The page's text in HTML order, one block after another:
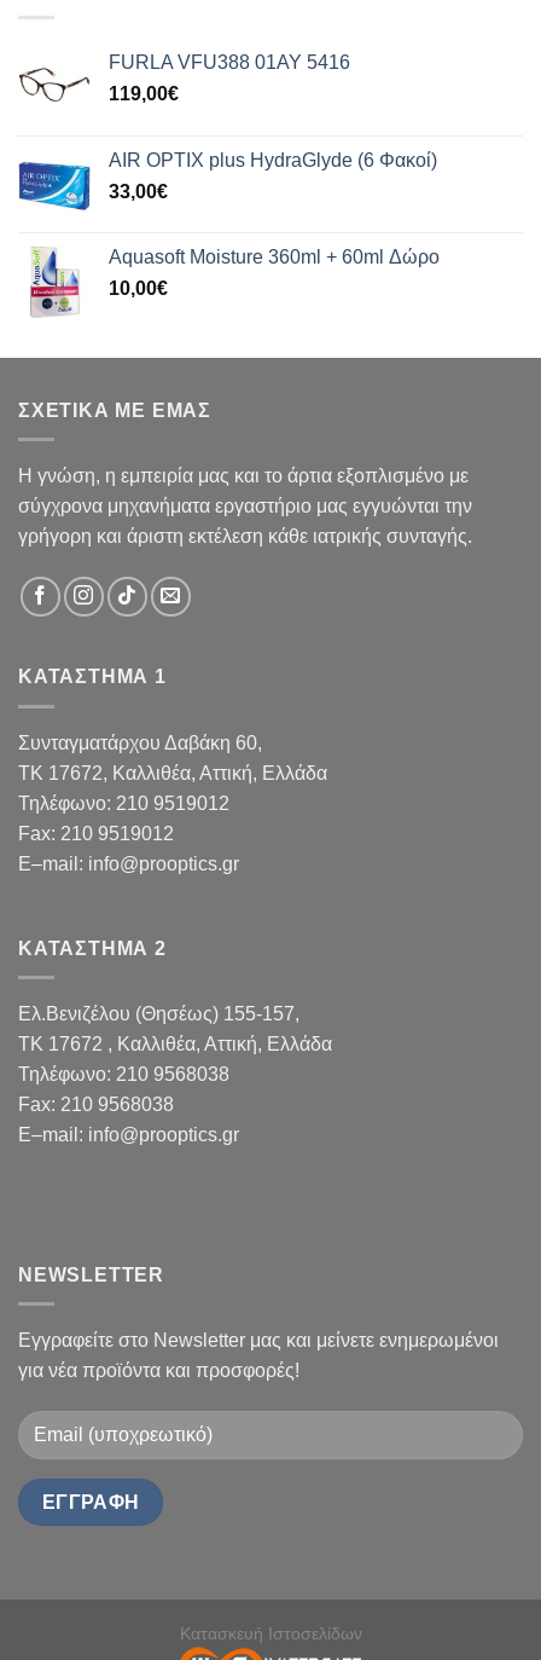
FURLA VFU388 01AY 5416
119,00€
AIR OPTIX plus HydraGlyde (6 Φακοί)
33,00€
Aquasoft Moisture 360ml + 60ml Δώρο
10,00€
ΣΧΕΤΙΚΑ ΜΕ ΕΜΑΣ
Η γνώση, η εμπειρία μας και το άρτια εξοπλισμένο με
σύγχρονα μηχανήματα εργαστήριο μας εγγυώνται την
γρήγορη και άριστη εκτέλεση κάθε ιατρικής συνταγής.
ΚΑΤΑΣΤΗΜΑ 1
Συνταγματάρχου Δαβάκη 60,
TK 17672, Καλλιθέα, Αττική, Ελλάδα
Τηλέφωνο: 210 9519012
Fax: 210 9519012
E–mail : info@prooptics.gr
ΚΑΤΑΣΤΗΜΑ 2
Ελ.Βενιζέλου (Θησέως) 155-157,
TK 17672 , Καλλιθέα, Αττική, Ελλάδα
Τηλέφωνο: 210 9568038
Fax: 210 9568038
E–mail : info@prooptics.gr
NEWSLETTER
Εγγραφείτε στο Newsletter μας και μείνετε ενημερωμένοι
για νέα προϊόντα και προσφορές!
Κατασκευή Ιστοσελίδων